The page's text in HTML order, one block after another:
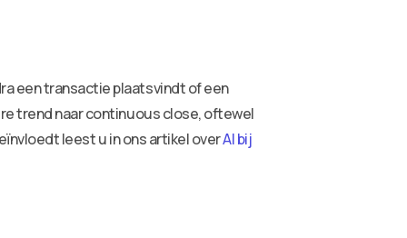
een transactie plaatsvindt of een
trend naar continuous close, oftewel
leest u in ons artikel overAI bij